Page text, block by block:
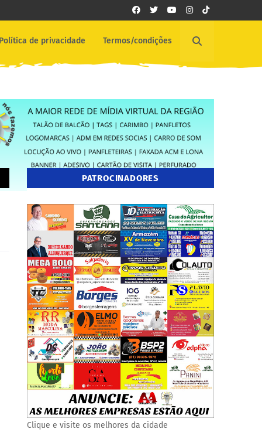
de privacidade Termos/condições
PATROCINADORES
Clique e visite os melhores da cidade